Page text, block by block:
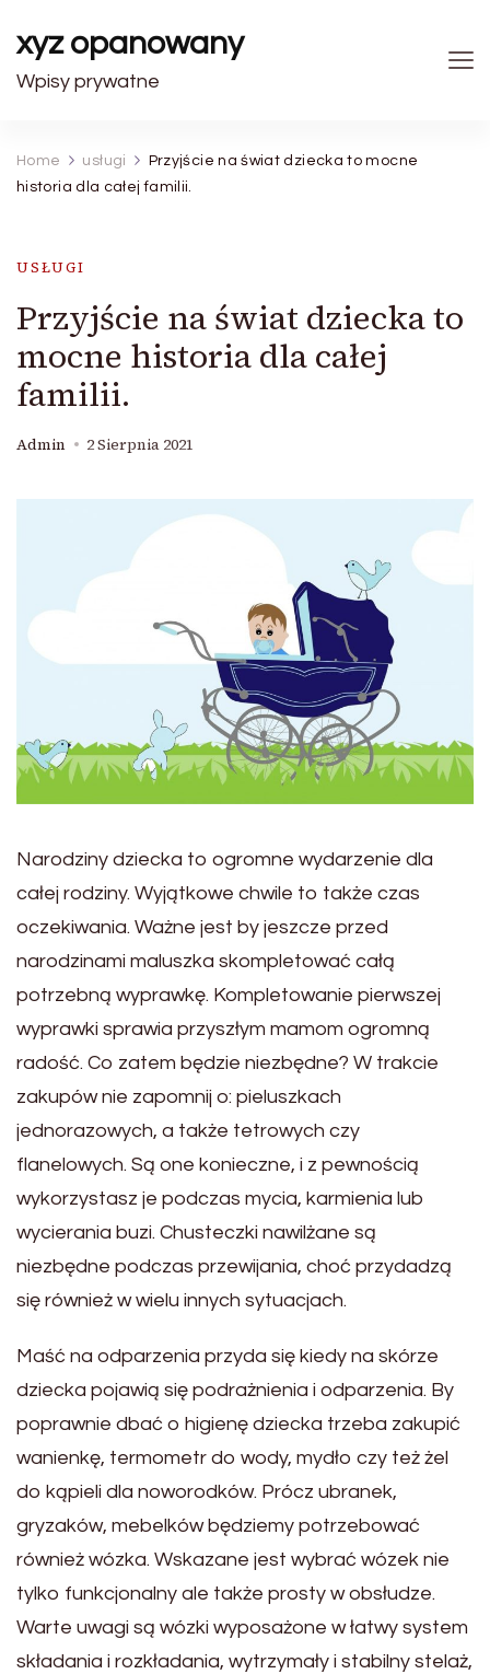
xyz opanowany
Wpisy prywatne
Home usługi
Przyjście na świat dziecka to mocne
historia dla całej familii.
USŁUGI
Przyjście na świat dziecka to
mocne historia dla całej
familii.
Admin 2 Sierpnia 2021
Narodziny dziecka to ogromne wydarzenie dla
całej rodziny. Wyjątkowe chwile to także czas
oczekiwania. Ważne jest by jeszcze przed
narodzinami maluszka skompletować całą
potrzebną wyprawkę. Kompletowanie pierwszej
wyprawki sprawia przyszłym mamom ogromną
radość. Co zatem będzie niezbędne? W trakcie
zakupów nie zapomnij o: pieluszkach
jednorazowych, a także tetrowych czy
flanelowych. Są one konieczne, i z pewnością
wykorzystasz je podczas mycia, karmienia lub
wycierania buzi. Chusteczki nawilżane są
niezbędne podczas przewijania, choć przydadzą
się również w wielu innych sytuacjach.
Maść na odparzenia przyda się kiedy na skórze
dziecka pojawią się podrażnienia i odparzenia. By
poprawnie dbać o higienę dziecka trzeba zakupić
wanienkę, termometr do wody, mydło czy też żel
do kąpieli dla noworodków. Prócz ubranek,
gryzaków, mebelków będziemy potrzebować
również wózka. Wskazane jest wybrać wózek nie
tylko funkcjonalny ale także prosty w obsłudze.
Warte uwagi są wózki wyposażone w łatwy system
składania i rozkładania, wytrzymały i stabilny stelaż,